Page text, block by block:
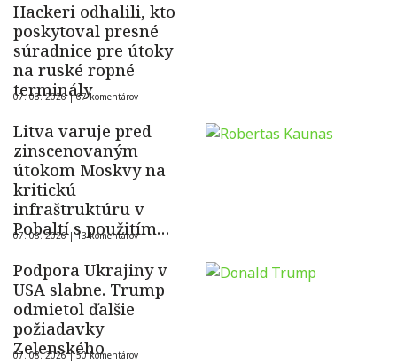
Hackeri odhalili, kto
poskytoval presné
súradnice pre útoky
na ruské ropné
terminály
07. 08. 2026 |67 komentárov
Litva varuje pred
zinscenovaným
útokom Moskvy na
kritickú
infraštruktúru v
Pobaltí s použitím
ukrajinského dronu
07. 08. 2026 |13 komentárov
Podpora Ukrajiny v
USA slabne. Trump
odmietol ďalšie
požiadavky
Zelenského
07. 08. 2026 |50 komentárov